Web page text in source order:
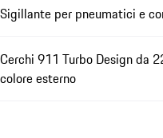
Sigillante per pneumatici e
Cerchi 911 Turbo Design da
colore esterno